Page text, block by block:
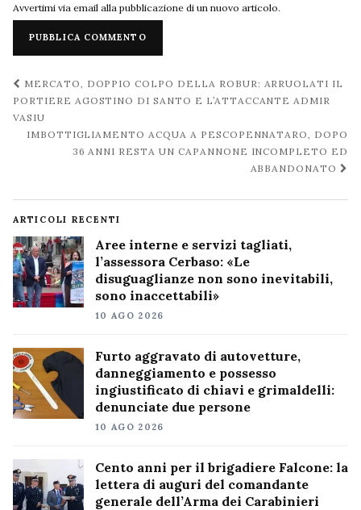
Avvertimi via email alla pubblicazione di un nuovo articolo.
Navigazione
post
MERCATO, DOPPIO COLPO DELLA ROBUR: ARRUOLATI IL
PORTIERE AGOSTINO DI SANTO E L’ATTACCANTE ADMIR
VASIU
IMBOTTIGLIAMENTO ACQUA A PESCOPENNATARO, DOPO
36 ANNI RESTA UN CAPANNONE INCOMPLETO ED
ABBANDONATO
ARTICOLI RECENTI
Aree interne e servizi tagliati,
l’assessora Cerbaso: «Le
disuguaglianze non sono inevitabili,
sono inaccettabili»
10 AGO 2026
Furto aggravato di autovetture,
danneggiamento e possesso
ingiustificato di chiavi e grimaldelli:
denunciate due persone
10 AGO 2026
Cento anni per il brigadiere Falcone: la
lettera di auguri del comandante
generale dell’Arma dei Carabinieri